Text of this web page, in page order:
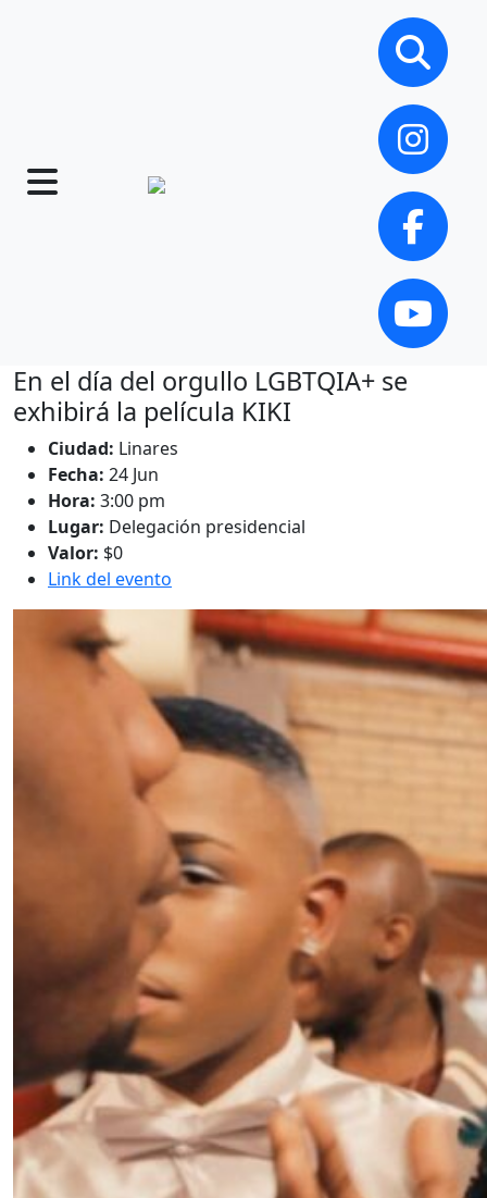
En el día del orgullo LGBTQIA+ se
exhibirá la película KIKI
Ciudad: Linares
Fecha: 24 Jun
Hora: 3:00 pm
Lugar: Delegación presidencial
Valor: $0
Link del evento